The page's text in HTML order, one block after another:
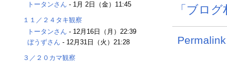
「ブロ
Permalink
トータンさん - 1月 2日（金）11:45
１１／２４タキ観察
トータンさん - 12月16日（月）22:39
ぼうずさん - 12月31日（火）21:28
３／２０カマ観察